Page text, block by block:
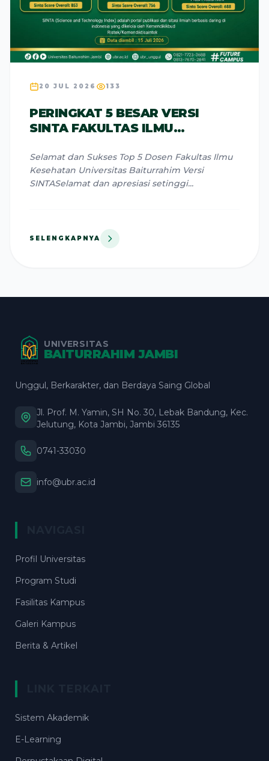
20 JUL 2026 133
PERINGKAT 5 BESAR VERSI
SINTA FAKULTAS ILMU
Selamat dan Sukses Top 5 Dosen Fakultas Ilmu
Kesehatan Universitas Baiturrahim Versi
SINTASelamat dan apresiasi setinggi...
SELENGKAPNYA
UNIVERSITAS
BAITURRAHIM JAMBI
Unggul, Berkarakter, dan Berdaya Saing Global
Jl. Prof. M. Yamin, SH No. 30, Lebak Bandung, Kec.
Jelutung, Kota Jambi, Jambi 36135
0741-33030
info@ubr.ac.id
Profil Universitas
Program Studi
Fasilitas Kampus
Galeri Kampus
Berita & Artikel
Sistem Akademik
E-Learning